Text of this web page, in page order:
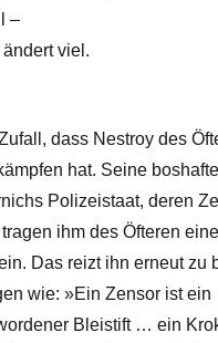
–
viel.
dass Nestroy des
hat. Seine
Polizeistaat, deren
ihm des Öfteren
Das reizt ihn erneut zu
wie: »Ein Zensor ist ein
Bleistift … ein